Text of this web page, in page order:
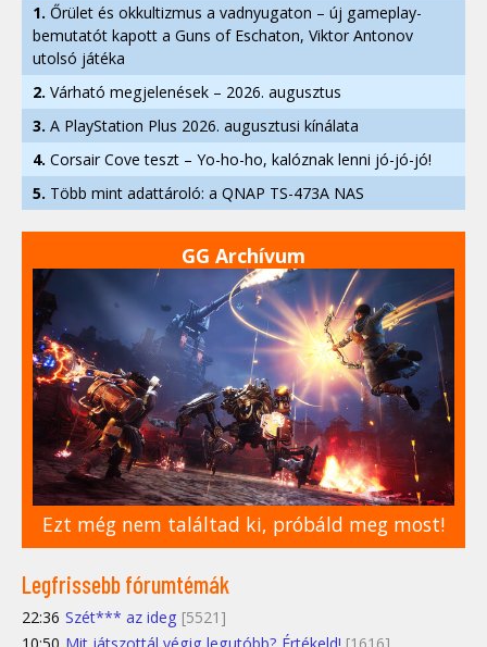
1. Őrület és okkultizmus a vadnyugaton – új gameplay-
bemutatót kapott a Guns of Eschaton, Viktor Antonov
utolsó játéka
2. Várható megjelenések – 2026. augusztus
3. A PlayStation Plus 2026. augusztusi kínálata
4. Corsair Cove teszt – Yo-ho-ho, kalóznak lenni jó-jó-jó!
5. Több mint adattároló: a QNAP TS-473A NAS
GG Archívum
Ezt még nem találtad ki, próbáld meg most!
Legfrissebb fórumtémák
22:36 Szét*** az ideg [5521]
10:50 Mit játszottál végig legutóbb? Értékeld! [1616]